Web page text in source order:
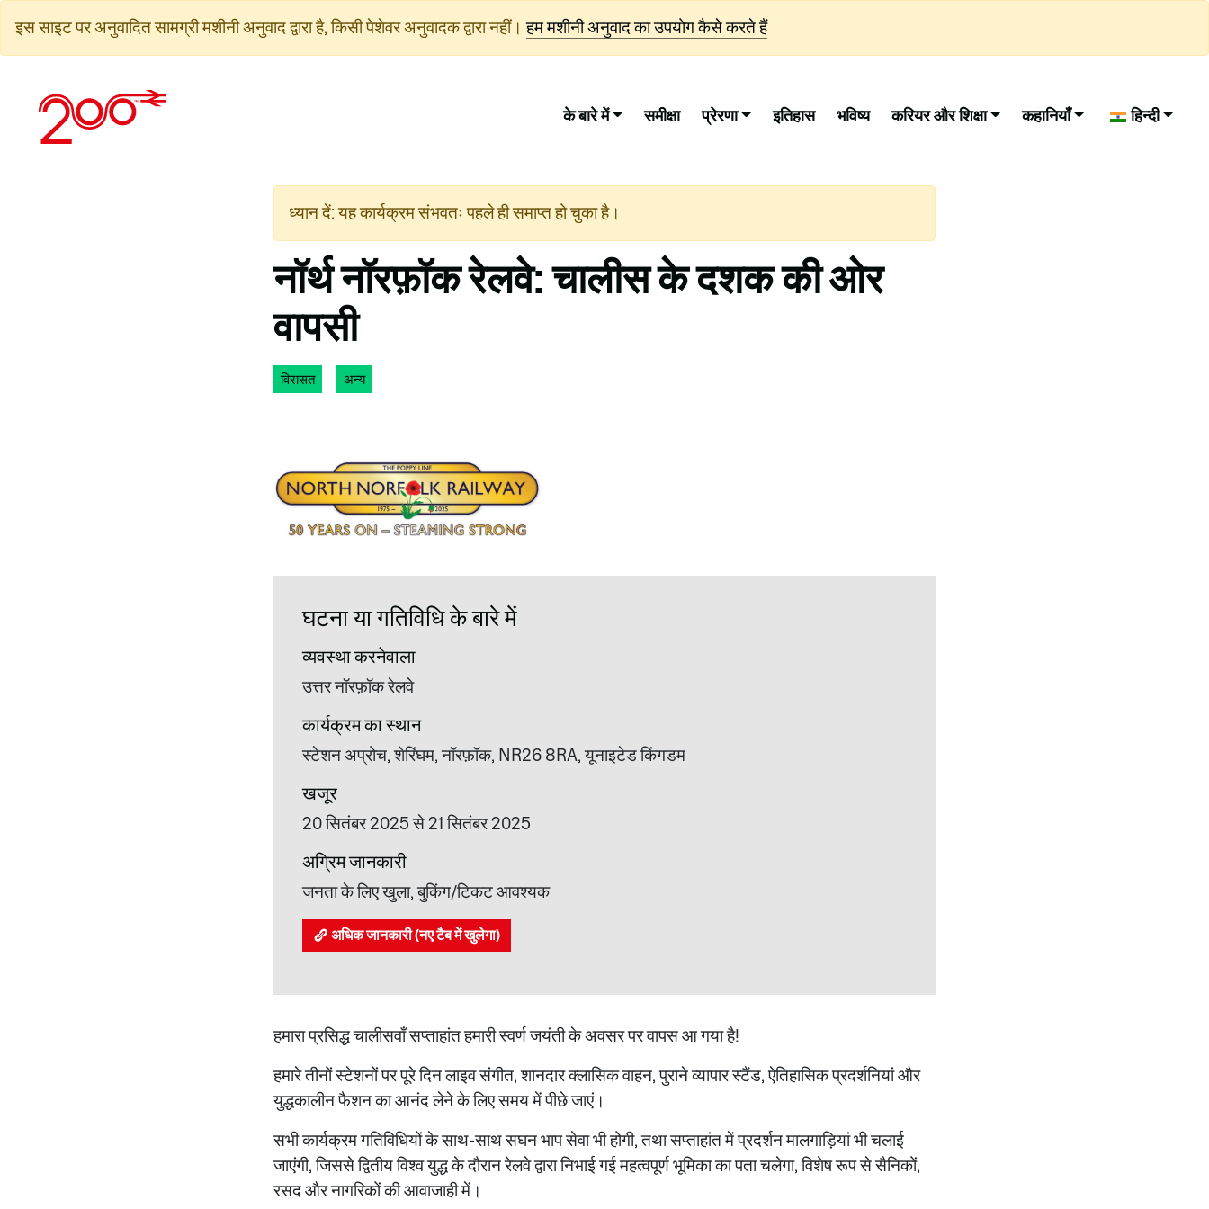
जाएं
इस साइट पर अनुवादित सामग्री मशीनी अनुवाद द्वारा है, किसी पेशेवर अनुवादक द्वारा नहीं। हम मशीनी अनुवाद का उपयोग कैसे करते हैं
के बारे में समीक्षा प्रेरणा इतिहास भविष्य करियर और शिक्षा कहानियाँ हिन्दी
ध्यान दें: यह कार्यक्रम संभवतः पहले ही समाप्त हो चुका है।
नॉर्थ नॉरफ़ॉक रेलवे: चालीस के दशक की ओर
वापसी
विरासत अन्य
घटना या गतिविधि के बारे में
व्यवस्था करनेवाला
उत्तर नॉरफ़ॉक रेलवे
कार्यक्रम का स्थान
स्टेशन अप्रोच, शेरिंघम, नॉरफ़ॉक, NR26 8RA, यूनाइटेड किंगडम
खजूर
20 सितंबर 2025 से 21 सितंबर 2025
अग्रिम जानकारी
जनता के लिए खुला, बुकिंग/टिकट आवश्यक
अधिक जानकारी (नए टैब में खुलेगा)
हमारा प्रसिद्ध चालीसवाँ सप्ताहांत हमारी स्वर्ण जयंती के अवसर पर वापस आ गया है!
हमारे तीनों स्टेशनों पर पूरे दिन लाइव संगीत, शानदार क्लासिक वाहन, पुराने व्यापार स्टैंड, ऐतिहासिक प्रदर्शनियां और
युद्धकालीन फैशन का आनंद लेने के लिए समय में पीछे जाएं।
सभी कार्यक्रम गतिविधियों के साथ-साथ सघन भाप सेवा भी होगी, तथा सप्ताहांत में प्रदर्शन मालगाड़ियां भी चलाई
जाएंगी, जिससे द्वितीय विश्व युद्ध के दौरान रेलवे द्वारा निभाई गई महत्वपूर्ण भूमिका का पता चलेगा, विशेष रूप से सैनिकों,
रसद और नागरिकों की आवाजाही में।